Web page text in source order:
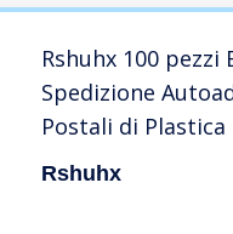
Rshuhx 100 pezzi
Spedizione
Postali di Plastica
A3/A4/B4/C5
Rshuhx